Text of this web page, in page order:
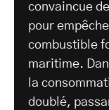
convaincue
pour
combustible
maritime.
la
doublé,